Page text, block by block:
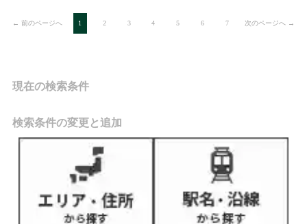
現在の検索条件
検索条件の変更と追加
← 前のページへ 1 2 3 4 5 6 7 次のページへ →